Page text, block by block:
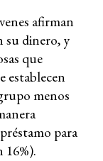
afirman
su dinero, y
que
establecen
menos
para
16%).